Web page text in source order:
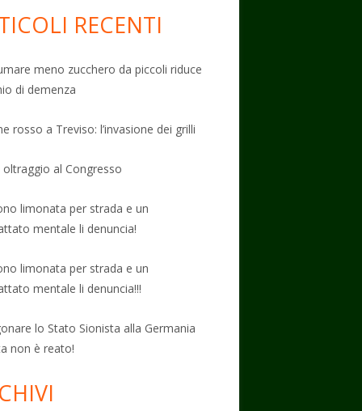
RECENTI
meno zucchero da piccoli riduce
di demenza
rosso a Treviso: l’invasione dei grilli
oltraggio al Congresso
limonata per strada e un
mentale li denuncia!
limonata per strada e un
mentale li denuncia!!!
lo Stato Sionista alla Germania
non è reato!